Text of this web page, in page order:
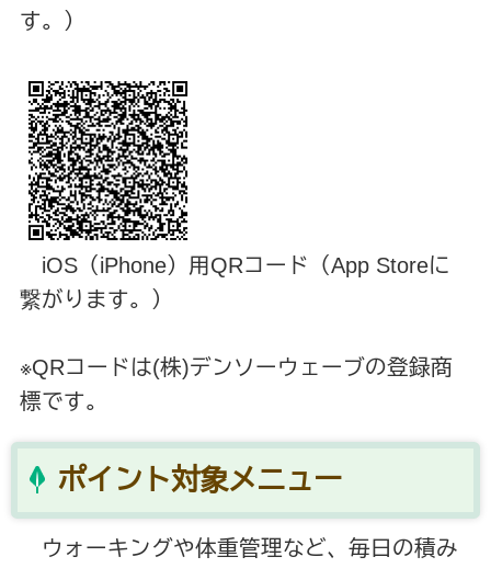
す。）
iOS（iPhone）用QRコード（App Storeに
繋がります。）
※QRコードは(株)デンソーウェーブの登録商
標です。
ポイント対象メニュー
ウォーキングや体重管理など、毎日の積み